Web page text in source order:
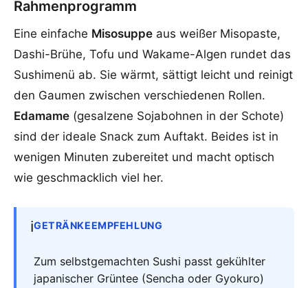
Rahmenprogramm
Eine einfache Misosuppe aus weißer Misopaste,
Dashi-Brühe, Tofu und Wakame-Algen rundet das
Sushimenü ab. Sie wärmt, sättigt leicht und reinigt
den Gaumen zwischen verschiedenen Rollen.
Edamame (gesalzene Sojabohnen in der Schote)
sind der ideale Snack zum Auftakt. Beides ist in
wenigen Minuten zubereitet und macht optisch
wie geschmacklich viel her.
ℹ️GETRÄNKEEMPFEHLUNG
Zum selbstgemachten Sushi passt gekühlter
japanischer Grüntee (Sencha oder Gyokuro)